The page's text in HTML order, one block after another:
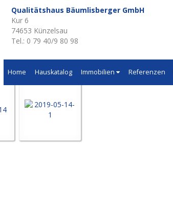
Qualitätshaus Bäumlisberger GmbH
Kur 6
74653 Künzelsau
Tel.: 0 79 40/9 80 98
Home Hauskatalog Immobilien Referenzen
- Q581